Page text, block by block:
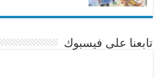
تابعنا على فيسبوك